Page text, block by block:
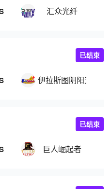
汇众光纤
伊拉斯图阴阳天
已结束
巨人崛起者
已结束